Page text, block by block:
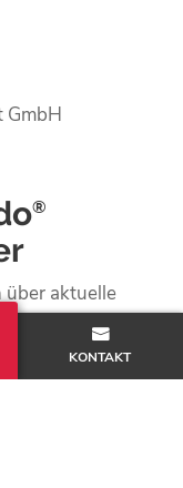
GmbH
®
über aktuelle
Beiträge.KONTAKT